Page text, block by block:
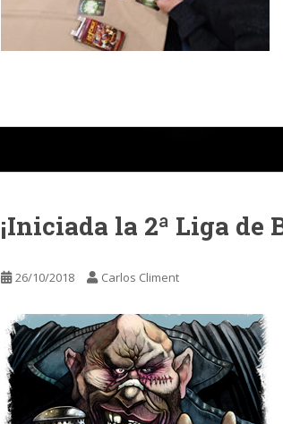
¡Iniciada la 2ª Liga de
26/10/2018 Carlos Climent